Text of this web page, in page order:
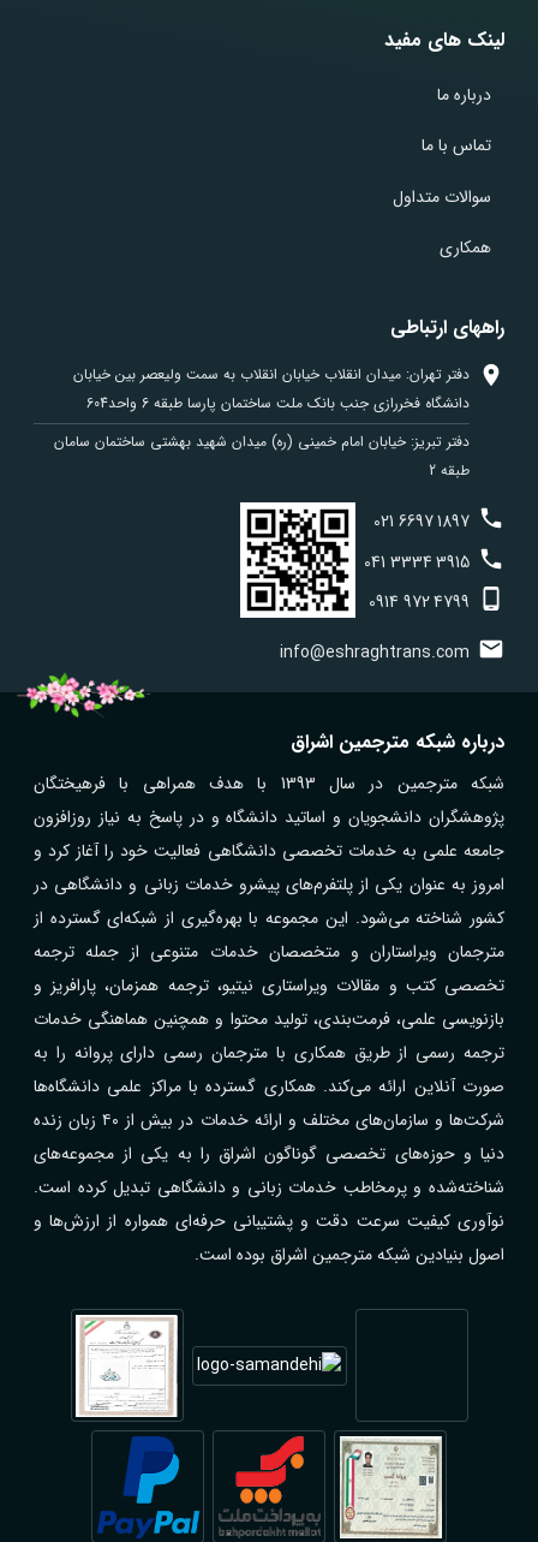
لینک های مفید
درباره ما
تماس با ما
سوالات متداول
همکاری
راههای ارتباطی
دفتر تهران: میدان انقلاب خیابان انقلاب به سمت ولیعصر بین خیابان
دانشگاه فخررازی جنب بانک ملت ساختمان پارسا طبقه 6 واحد604
دفتر تبریز: خیابان امام خمینی (ره) میدان شهید بهشتی ساختمان سامان
طبقه 2
021 66971897
041 33343915
0914 9724799
info@eshraghtrans.com
درباره شبکه مترجمین اشراق
شبکه مترجمین در سال 1393 با هدف همراهی با فرهیختگان
پژوهشگران دانشجویان و اساتید دانشگاه و در پاسخ به نیاز روزافزون
جامعه علمی به خدمات تخصصی دانشگاهی فعالیت خود را آغاز کرد و
امروز به عنوان یکی از پلتفرم‌های پیشرو خدمات زبانی و دانشگاهی در
کشور شناخته می‌شود. این مجموعه با بهره‌گیری از شبکه‌ای گسترده از
مترجمان ویراستاران و متخصصان خدمات متنوعی از جمله ترجمه
تخصصی کتب و مقالات ویراستاری نیتیو، ترجمه همزمان، پارافریز و
بازنویسی علمی، فرمت‌بندی، تولید محتوا و همچنین هماهنگی خدمات
ترجمه رسمی از طریق همکاری با مترجمان رسمی دارای پروانه را به
صورت آنلاین ارائه می‌کند. همکاری گسترده با مراکز علمی دانشگاه‌ها
شرکت‌ها و سازمان‌های مختلف و ارائه خدمات در بیش از ۴۰ زبان زنده
دنیا و حوزه‌های تخصصی گوناگون اشراق را به یکی از مجموعه‌های
شناخته‌شده و پرمخاطب خدمات زبانی و دانشگاهی تبدیل کرده است.
نوآوری کیفیت سرعت دقت و پشتیبانی حرفه‌ای همواره از ارزش‌ها و
اصول بنیادین شبکه مترجمین اشراق بوده است.